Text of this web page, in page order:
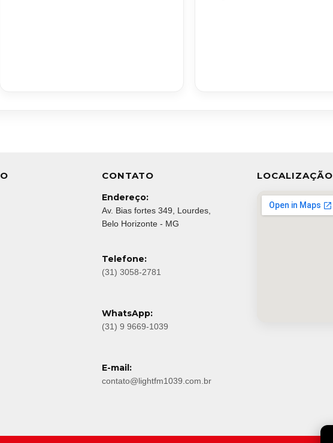
CONTATO
Endereço:
Av. Bias fortes 349, Lourdes,
Belo Horizonte - MG
Telefone:
(31) 3058-2781
WhatsApp:
(31) 9 9669-1039
E-mail:
contato@lightfm1039.com.br
LOCALIZAÇÃO